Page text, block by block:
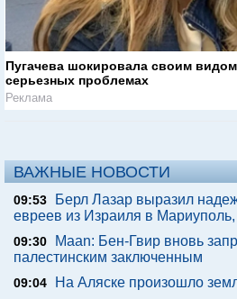
Пугачева шокировала своим видом
серьезных проблемах
Реклама
ВАЖНЫЕ НОВОСТИ
09:53
Берл Лазар выразил
евреев из Израиля в
09:30
Maan: Бен-Гвир вновь
палестинским заключенным
09:04 На Аляске произошло